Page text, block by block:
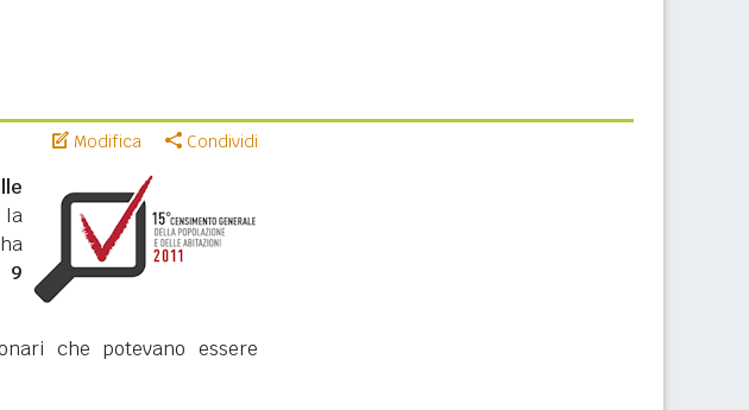
Modifica Condividi
la
9
che potevano essere